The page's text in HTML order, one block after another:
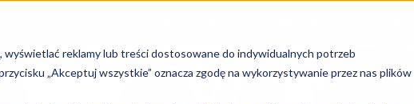
wyświetlać reklamy lub treści dostosowane do indywidualnych potrzeb
„Akceptuj wszystkie” oznacza zgodę na wykorzystywanie przez nas plików
Kadry i płaceSprawozdania TechnologiaConsulting